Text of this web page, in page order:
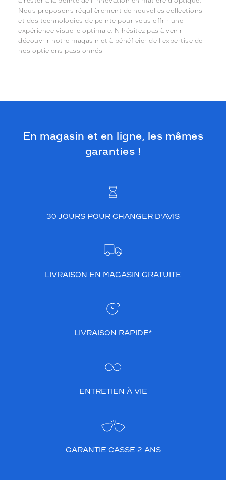
Nous proposons régulièrement de nouvelles collections
et des technologies de pointe pour vous offrir une
expérience visuelle optimale. N'hésitez pas à venir
découvrir notre magasin et à bénéficier de l'expertise de
nos opticiens passionnés.
En magasin et en ligne, les mêmes
garanties !
30 JOURS POUR CHANGER D’AVIS
LIVRAISON EN MAGASIN GRATUITE
LIVRAISON RAPIDE*
ENTRETIEN À VIE
GARANTIE CASSE 2 ANS